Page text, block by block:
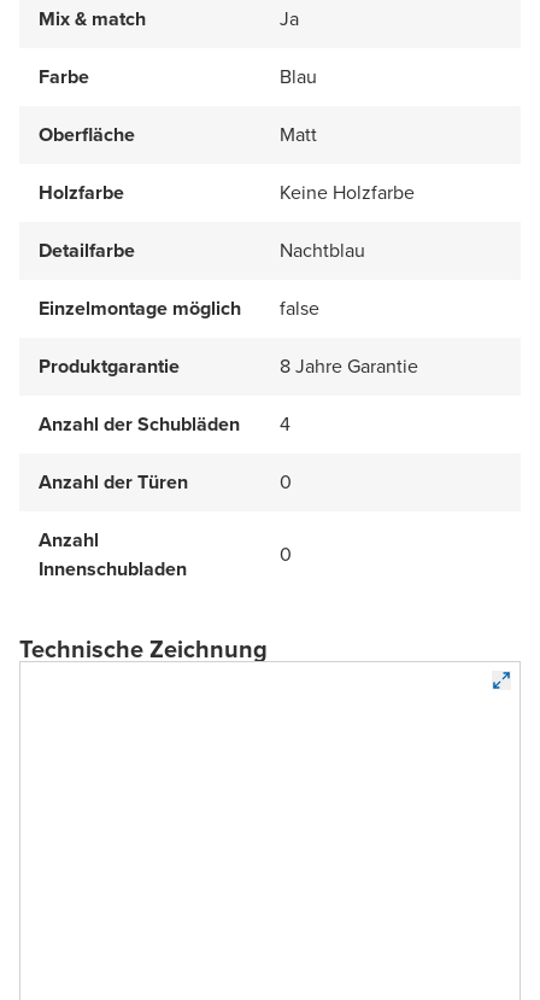
Mix & match Ja
Farbe Blau
Oberfläche Matt
Holzfarbe Keine Holzfarbe
Detailfarbe Nachtblau
Einzelmontage möglich false
Produktgarantie 8 Jahre Garantie
Anzahl der Schubläden 4
Anzahl der Türen 0
Anzahl
Innenschubladen
0
Technische Zeichnung